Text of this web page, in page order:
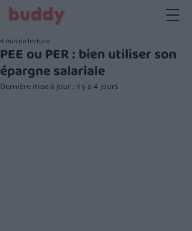
PEE ou PER : bien utiliser son
épargne salariale
4 min de lecture
Dernière mise à jour : il y a 4 jours